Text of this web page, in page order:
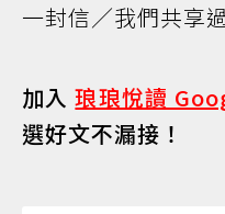
一封信／我們共享
加入琅琅悅讀
選好文不漏接！